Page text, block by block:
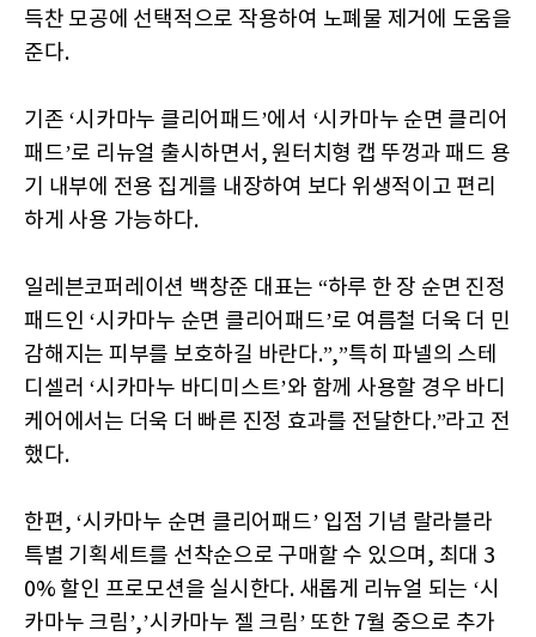
득찬 모공에 선택적으로 작용하여 노폐물 제거에 도움을
준다.
기존 ‘시카마누 클리어패드’에서 ‘시카마누 순면 클리어
패드’로 리뉴얼 출시하면서, 원터치형 캡 뚜껑과 패드 용
기 내부에 전용 집게를 내장하여 보다 위생적이고 편리
하게 사용 가능하다.
일레븐코퍼레이션 백창준 대표는 “하루 한 장 순면 진정
패드인 ‘시카마누 순면 클리어패드’로 여름철 더욱 더 민
감해지는 피부를 보호하길 바란다.”,”특히 파넬의 스테
디셀러 ‘시카마누 바디미스트’와 함께 사용할 경우 바디
케어에서는 더욱 더 빠른 진정 효과를 전달한다.”라고 전
했다.
한편, ‘시카마누 순면 클리어패드’ 입점 기념 랄라블라
특별 기획세트를 선착순으로 구매할 수 있으며, 최대 3
0% 할인 프로모션을 실시한다. 새롭게 리뉴얼 되는 ‘시
카마누 크림’,’시카마누 젤 크림’ 또한 7월 중으로 추가